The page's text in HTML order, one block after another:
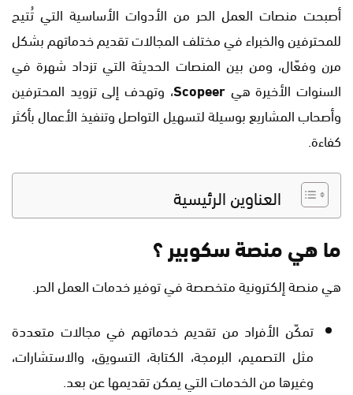
أصبحت منصات العمل الحر من الأدوات الأساسية التي تُتيح
للمحترفين والخبراء في مختلف المجالات تقديم خدماتهم بشكل
مرن وفعّال، ومن بين المنصات الحديثة التي تزداد شهرة في
السنوات الأخيرة هيScopeer، وتهدف إلى تزويد المحترفين
وأصحاب المشاريع بوسيلة لتسهيل التواصل وتنفيذ الأعمال بأكثر
كفاءة.
العناوين الرئيسية
ما هي منصة سكوبير ؟
هي منصة إلكترونية متخصصة في توفير خدمات العمل الحر.
تمكّن الأفراد من تقديم خدماتهم في مجالات متعددة
مثل التصميم، البرمجة، الكتابة، التسويق، والاستشارات،
وغيرها من الخدمات التي يمكن تقديمها عن بعد.